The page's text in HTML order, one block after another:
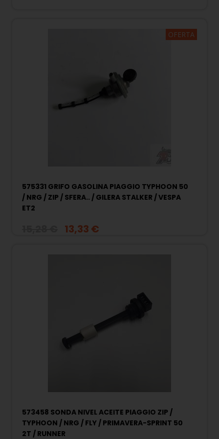
OFERTA
575331 GRIFO GASOLINA PIAGGIO TYPHOON 50
/ NRG / ZIP / SFERA.. / GILERA STALKER / VESPA
ET2
13,33 €
573458 SONDA NIVEL ACEITE PIAGGIO ZIP /
TYPHOON / NRG / FLY / PRIMAVERA-SPRINT 50
2T / RUNNER